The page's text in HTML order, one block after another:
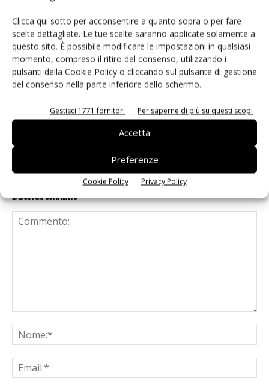
Clicca qui sotto per acconsentire a quanto sopra o per fare
scelte dettagliate. Le tue scelte saranno applicate solamente a
questo sito. È possibile modificare le impostazioni in qualsiasi
momento, compreso il ritiro del consenso, utilizzando i
pulsanti della Cookie Policy o cliccando sul pulsante di gestione
del consenso nella parte inferiore dello schermo.
Gestisci 1771 fornitori Per saperne di più su questi scopi
Accetta
Preferenze
Cookie Policy Privacy Policy
Microchip lancia il midspan PoE
industriale PD-9601GCI da 90W
corrente continua per i data center AI
LASCIA UN COMMENTO